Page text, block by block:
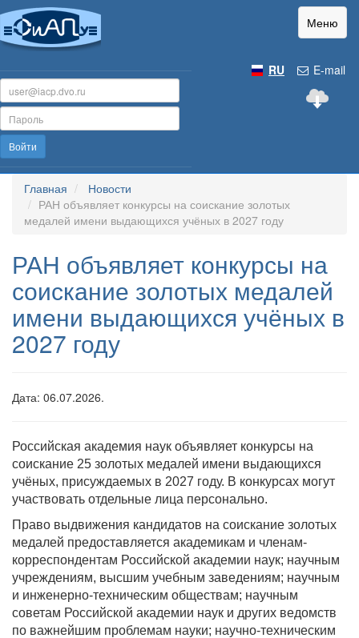
Меню
E-mail
RU
Войти
Главная
Новости
РАН объявляет конкурсы на соискание золотых
медалей имени выдающихся учёных в 2027 году
РАН объявляет конкурсы на
соискание золотых медалей
имени выдающихся учёных в
2027 году
Дата: 06.07.2026.
Российская академия наук объявляет конкурсы на
соискание 25 золотых медалей имени выдающихся
учёных, присуждаемых в 2027 году. В конкурсах могут
участвовать отдельные лица персонально.
Право выдвижения кандидатов на соискание золотых
медалей предоставляется академикам и членам-
корреспондентам Российской академии наук; научным
учреждениям, высшим учебным заведениям; научным
и инженерно-техническим обществам; научным
советам Российской академии наук и других ведомств
по важнейшим проблемам науки; научно-техническим